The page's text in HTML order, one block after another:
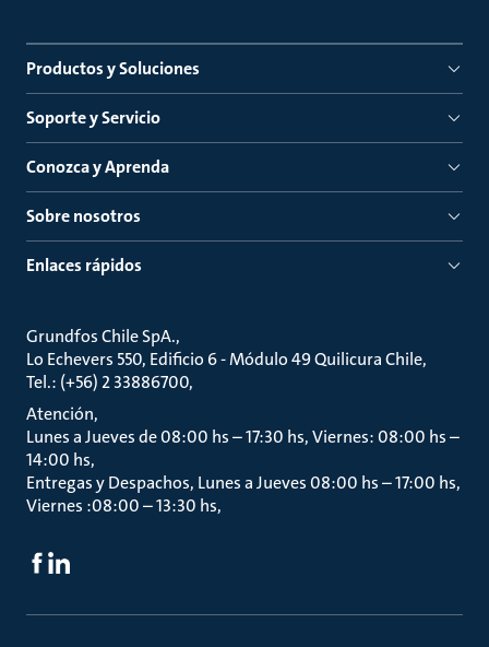
Productos y Soluciones
Soporte y Servicio
Conozca y Aprenda
Sobre nosotros
Enlaces rápidos
Grundfos Chile SpA.
Lo Echevers 550, Edificio 6 - Módulo 49 Quilicura Chile
Tel.: (+56) 2 33886700
Atención
Lunes a Jueves de 08:00 hs – 17:30 hs, Viernes: 08:00 hs –
14:00 hs
Entregas y Despachos, Lunes a Jueves 08:00 hs – 17:00 hs,
Viernes :08:00 – 13:30 hs